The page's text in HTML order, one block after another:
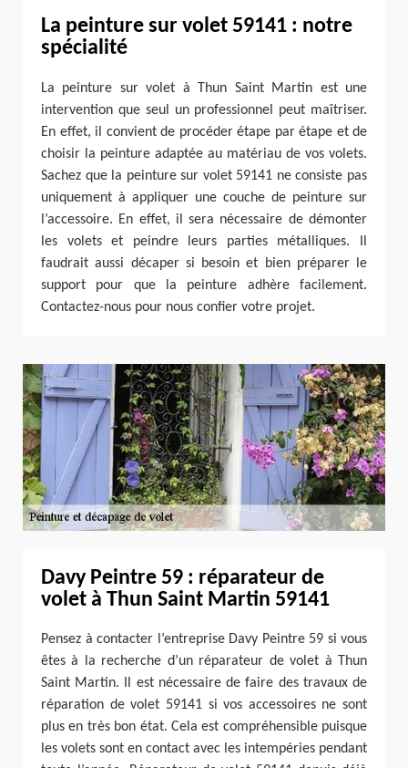
La peinture sur volet 59141 : notre
spécialité
La peinture sur volet à Thun Saint Martin est une
intervention que seul un professionnel peut maîtriser.
En effet, il convient de procéder étape par étape et de
choisir la peinture adaptée au matériau de vos volets.
Sachez que la peinture sur volet 59141 ne consiste pas
uniquement à appliquer une couche de peinture sur
l’accessoire. En effet, il sera nécessaire de démonter
les volets et peindre leurs parties métalliques. Il
faudrait aussi décaper si besoin et bien préparer le
support pour que la peinture adhère facilement.
Contactez-nous pour nous confier votre projet.
Davy Peintre 59 : réparateur de
volet à Thun Saint Martin 59141
Pensez à contacter l’entreprise Davy Peintre 59 si vous
êtes à la recherche d’un réparateur de volet à Thun
Saint Martin. Il est nécessaire de faire des travaux de
réparation de volet 59141 si vos accessoires ne sont
plus en très bon état. Cela est compréhensible puisque
les volets sont en contact avec les intempéries pendant